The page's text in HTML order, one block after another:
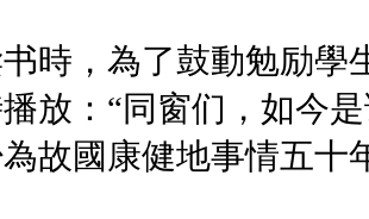
時，為了鼓動勉励學
放：“同窗们，如今
故國康健地事情五十